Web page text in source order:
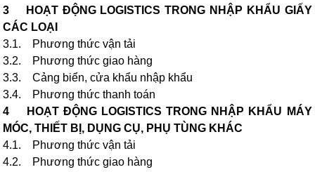
3 HOẠT ĐỘNG LOGISTICS TRONG NHẬP KHẨU GIẤY
CÁC LOẠI
3.1. Phương thức vận tải
3.2. Phương thức giao hàng
3.3. Cảng biển, cửa khẩu nhập khẩu
3.4. Phương thức thanh toán
4 HOẠT ĐỘNG LOGISTICS TRONG NHẬP KHẨU MÁY
MÓC, THIẾT BỊ, DỤNG CỤ, PHỤ TÙNG KHÁC
4.1. Phương thức vận tải
4.2. Phương thức giao hàng